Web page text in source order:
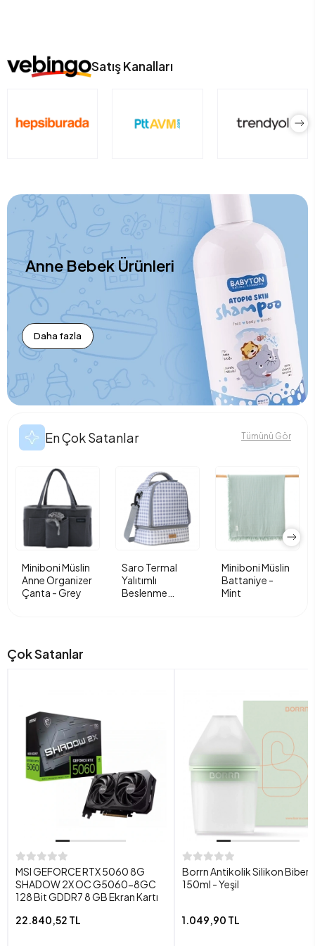
Satış Kanalları
Anne Bebek Ürünleri
Daha fazla
En Çok Satanlar Tümünü Gör
Miniboni Müslin
Anne Organizer
Çanta - Grey
Saro Termal
Yalıtımlı
Beslenme
Miniboni Müslin
Battaniye -
Mint
Çok Satanlar
MSI GEFORCE RTX 5060 8G
SHADOW 2X OC G5060-8GC
128 Bit GDDR7 8 GB Ekran Kartı
22.840,52 TL
Borrn Antikolik Silikon
150ml - Yeşil
1.049,90 TL